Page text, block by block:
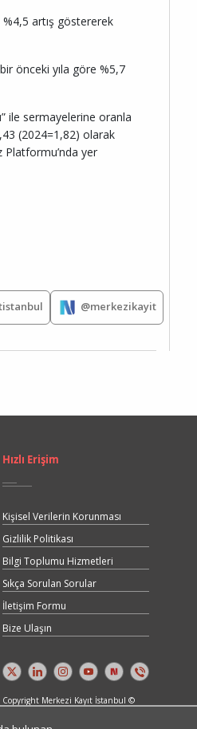
artış göstererek
önceki yıla göre %5,7
ile sermayelerine oranla
(2024=1,82) olarak
Platformu’nda yer
@merkezikayit
Quick
Access
Hızlı Erişim
Kişisel Verilerin Korunması
Gizlilik Politikası
Bilgi Toplumu Hizmetleri
Sıkça Sorulan Sorular
İletişim Formu
Bize Ulaşın
Copyright Merkezi Kayıt İstanbul ©